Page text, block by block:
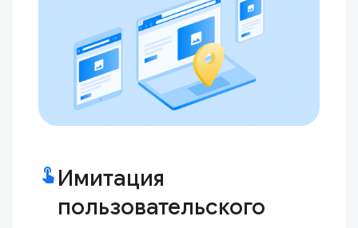
touch_app Имитация
пользовательского